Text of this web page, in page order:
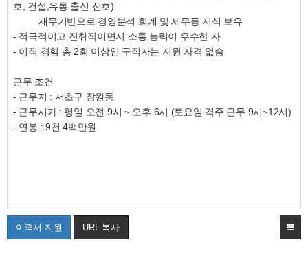
호, 건설,유통 출신 선호)
재무기반으로 경영분석 회계 및 세무등 지식 보유
- 적극적이고 진취직이면서 소통 능력이 우수한 자
- 이직 경험 총 2회 이상인 구직자는 지원 자격 없슴
근무 조건
- 근무지 : 서초구 잠원동
- 근무시가 : 평일 오전 9시 ~ 오후 6시 (토요일 격주 근무 9시~12시)
- 연봉 : 9천 4백만원
이력서 지원 URL 복사